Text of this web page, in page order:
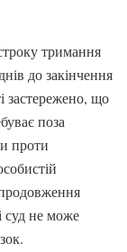
тримання
до закінчення
застережено, що
поза
проти
суд не може